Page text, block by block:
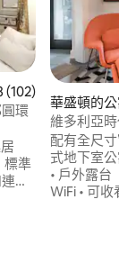
則評價中獲得 4.98
(102)
環
標準
接
華盛頓的
維多利亞
配有全尺
式地下室公寓 • 前後私人入口，無
• 戶外露台（共用空間） • 1 張大雙人床 •
WiFi • 可收看 Netflix 的智慧電視 • 配備瓦